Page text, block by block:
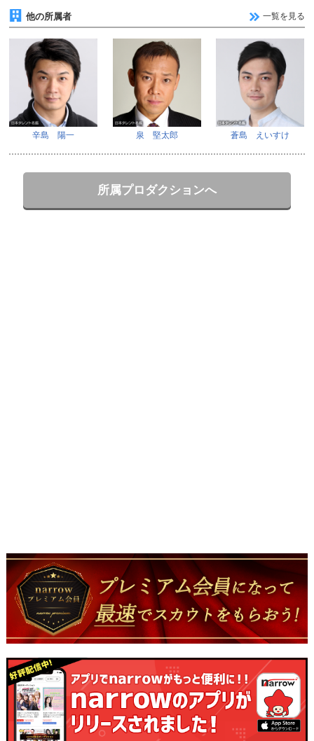
他の所属者 一覧を見る
辛島 陽一 泉 堅太郎 蒼島 えいすけ
所属プロダクションへ